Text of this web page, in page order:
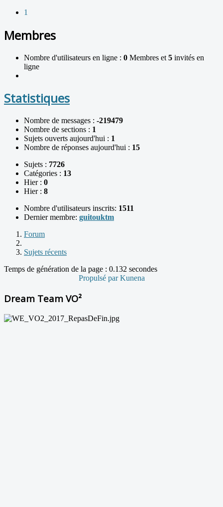
1
Membres
Nombre d'utilisateurs en ligne : 0 Membres et 5 invités en
ligne
Statistiques
Nombre de messages : -219479
Nombre de sections : 1
Sujets ouverts aujourd'hui : 1
Nombre de réponses aujourd'hui : 15
Sujets : 7726
Catégories : 13
Hier : 0
Hier : 8
Nombre d'utilisateurs inscrits: 1511
Dernier membre: guitouktm
Forum
Sujets récents
Temps de génération de la page : 0.132 secondes
Propulsé parKunena
Dream Team VO²